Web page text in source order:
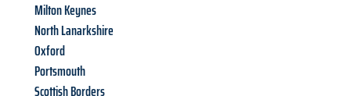
Milton Keynes
North Lanarkshire
Oxford
Portsmouth
Scottish Borders